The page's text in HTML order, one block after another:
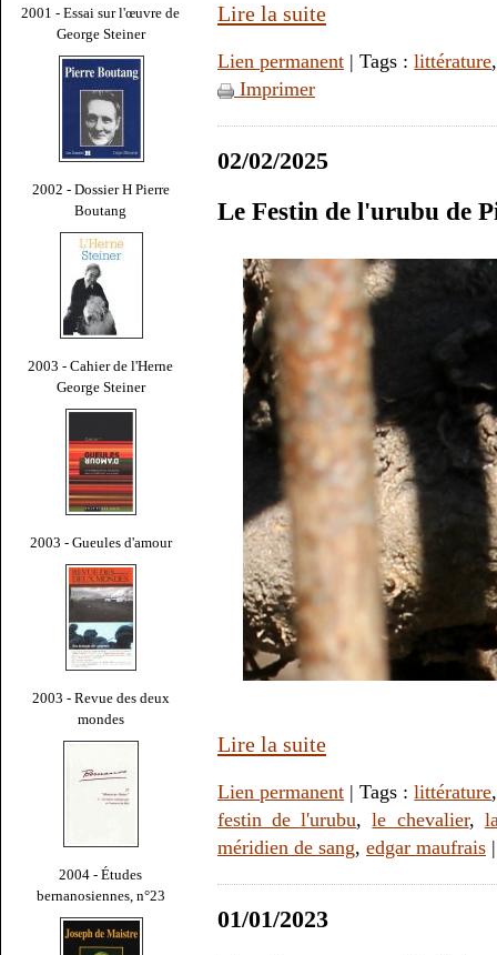
2001 - Essai sur l'œuvre de
George Steiner
2002 - Dossier H Pierre
Boutang
2003 - Cahier de l'Herne
George Steiner
2003 - Gueules d'amour
2003 - Revue des deux
mondes
2004 - Études
bernanosiennes, n°23
Lire la suite
Lien permanent | Tags :littérature
Imprimer
02/02/2025
Le Festin de l'urubu de
Lire la suite
Lien permanent | Tags :littérature
festin de l'urubu,le chevalier,
méridien de sang, edgar maufrais
01/01/2023